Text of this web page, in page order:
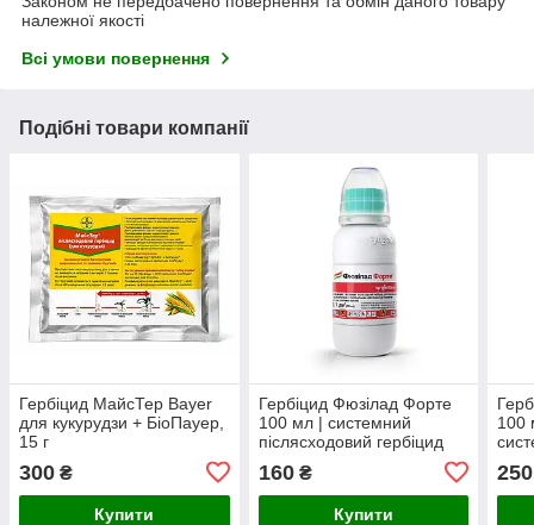
належної якості
Всі умови повернення
Подібні товари компанії
Гербіцид МайсТер Bayer
для кукурудзи + БіоПауер,
15 г
300 ₴
Купити
Гербіцид Фюзілад Форте
100 мл | системний
післясходовий гербіцид
однорічних та
багаторічних злакових
160₴
Купити
100
250